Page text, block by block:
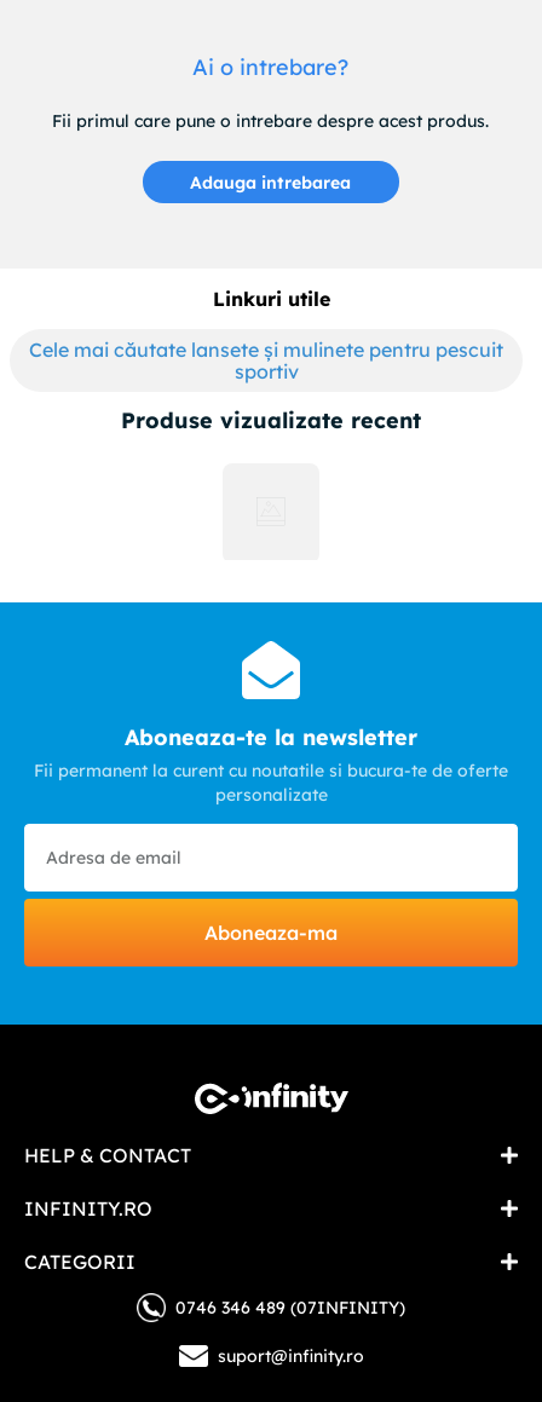
Ai o intrebare?
Fii primul care pune o intrebare despre acest produs.
Adauga intrebarea
Linkuri utile
Cele mai căutate lansete și mulinete pentru pescuit
sportiv
Produse vizualizate recent
Aboneaza-te la newsletter
Fii permanent la curent cu noutatile si bucura-te de oferte
personalizate
Aboneaza-ma
HELP & CONTACT
INFINITY.RO
CATEGORII
0746 346 489 (07INFINITY)
suport@infinity.ro